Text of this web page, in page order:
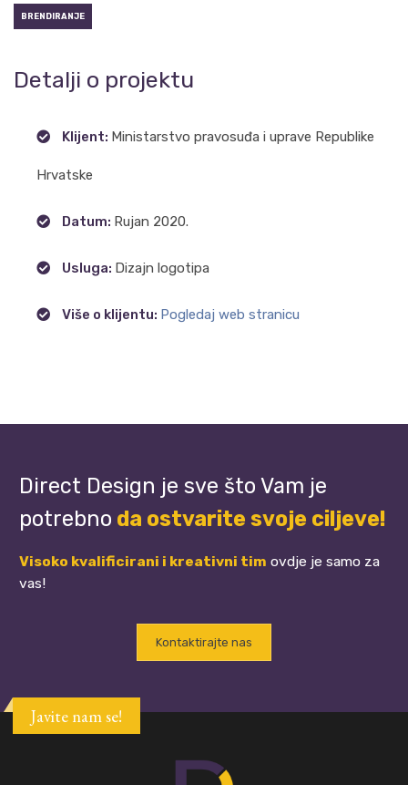
BRENDIRANJE
Detalji o projektu
Klijent: Ministarstvo pravosuđa i uprave Republike
Hrvatske
Datum: Rujan 2020.
Usluga: Dizajn logotipa
Više o klijentu: Pogledaj web stranicu
Direct Design je sve što Vam je
potrebno da ostvarite svoje ciljeve!
Visoko kvalificirani i kreativni tim ovdje je samo za
vas!
Kontaktirajte nas
Javite nam se!